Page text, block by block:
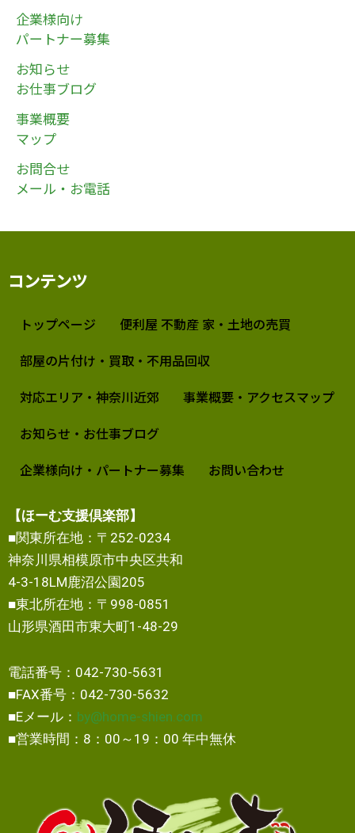
企業様向け
パートナー募集
お知らせ
お仕事ブログ
事業概要
マップ
お問合せ
メール・お電話
コンテンツ
トップページ
便利屋 不動産 家・土地の売買
部屋の片付け・買取・不用品回収
対応エリア・神奈川近郊
事業概要・アクセスマップ
お知らせ・お仕事ブログ
企業様向け・パートナー募集
お問い合わせ
【ほーむ支援倶楽部】
■関東所在地：〒252-0234
神奈川県相模原市中央区共和
4-3-18LM鹿沼公園205
■東北所在地：〒998-0851
山形県酒田市東大町1-48-29
電話番号：042-730-5631
■FAX番号：042-730-5632
■Eメール： by@home-shien.com
■営業時間：8：00～19：00 年中無休